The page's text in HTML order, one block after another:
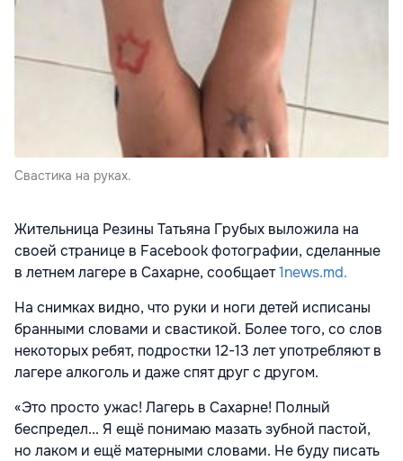
Свастика на руках.
Жительница Резины Татьяна Грубых выложила на
своей странице в Facebook фотографии, сделанные
в летнем лагере в Сахарне, сообщает1news.md.
На снимках видно, что руки и ноги детей исписаны
бранными словами и свастикой. Более того, со слов
некоторых ребят, подростки 12-13 лет употребляют в
лагере алкоголь и даже спят друг с другом.
«Это просто ужас! Лагерь в Сахарне! Полный
беспредел... Я ещё понимаю мазать зубной пастой,
но лаком и ещё матерными словами. Не буду писать